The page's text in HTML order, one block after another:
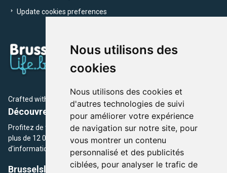
Nous utilisons des
cookies
Nous utilisons des cookies et
d'autres technologies de suivi
pour améliorer votre expérience
de navigation sur notre site, pour
vous montrer un contenu
personnalisé et des publicités
ciblées, pour analyser le trafic de
Update cookies preferences
Crafted with by Brusselslife Team
Découvrez plus de 12 000 adresses et événements
Profitez de toutes les sections de BrusselsLife.be et découvrez
plus de 12 000 adresses et un grand choix d'événements,
d'informations et de conseils et astuces de notre écriture.
Brusselslife.be